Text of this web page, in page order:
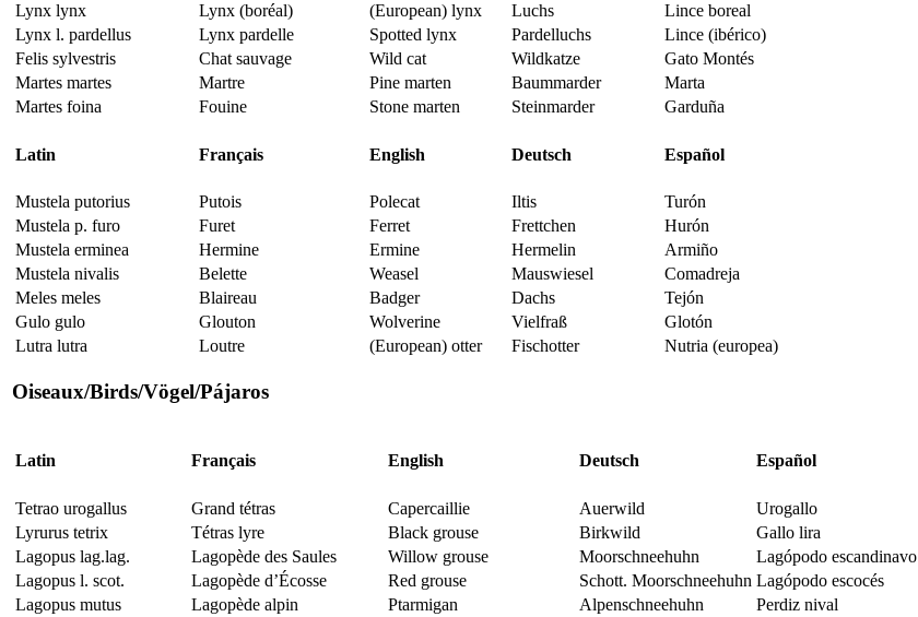
Lynx lynx
Lynx (boréal) (European) lynx Luchs
Lince boreal
Lynx l. pardellus
Lynx pardelle Spotted lynx Pardelluchs
Lince (ibérico)
Felis sylvestris
Chat sauvage Wild cat Wildkatze
Gato Montés
Martes martes
Martre Pine marten Baummarder
Marta
Martes foina
Fouine Stone marten Steinmarder Garduña
Latin Français English Deutsch Español
Mustela putorius Putois Polecat Iltis
Turón
Mustela p. furo
Furet Ferret Frettchen
Hurón
Mustela erminea
Hermine Ermine Hermelin
Armiño
Mustela nivalis
Belette Weasel Mauswiesel
Comadreja
Meles meles
Blaireau Badger Dachs
Tejón
Gulo gulo
Glouton Wolverine Vielfraß
Glotón
Lutra lutra
Loutre (European) otter Fischotter Nutria (europea)
Oiseaux/Birds/Vögel/Pájaros
Latin Français English Deutsch Español
Tetrao urogallus Grand tétras Capercaillie Auerwild
Urogallo
Lyrurus tetrix
Tétras lyre Black grouse Birkwild
Gallo lira
Lagopus lag.lag.
Lagopède des Saules Willow grouse Moorschneehuhn
Lagópodo escandinavo
Lagopus l. scot.
Lagopède d’Écosse Red grouse Schott. Moorschneehuhn Lagópodo escocés
Lagopus mutus
Lagopède alpin Ptarmigan Alpenschneehuhn
Perdiz nival